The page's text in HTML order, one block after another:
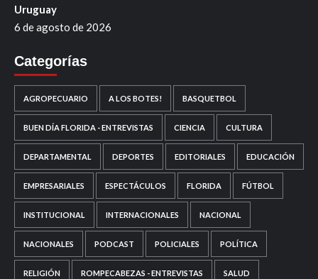
Uruguay
6 de agosto de 2026
Categorías
AGROPECUARIO A LOS BOTES! BASQUETBOL
BUEN DÍA FLORIDA - ENTREVISTAS CIENCIA CULTURA
DEPARTAMENTAL DEPORTES EDITORIALES EDUCACIÓN
EMPRESARIALES ESPECTÁCULOS FLORIDA FÚTBOL
INSTITUCIONAL INTERNACIONALES NACIONAL
NACIONALES PODCAST POLICIALES POLÍTICA
RELIGIÓN ROMPECABEZAS - ENTREVISTAS SALUD